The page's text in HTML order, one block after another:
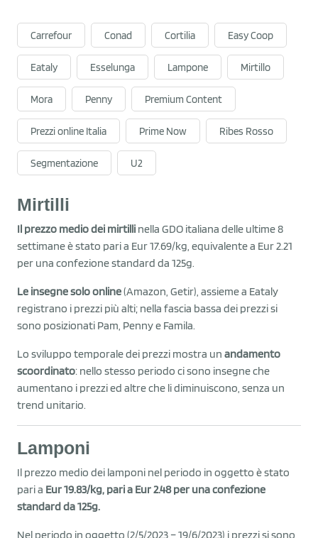
Carrefour Conad Cortilia Easy Coop
Eataly Esselunga Lampone Mirtillo
Mora Penny Premium Content
Prezzi online Italia Prime Now Ribes Rosso
Segmentazione U2
Mirtilli
Il prezzo medio dei mirtilli nella GDO italiana delle ultime 8
settimane è stato pari a Eur 17.69/kg, equivalente a Eur 2.21
per una confezione standard da 125g.
Le insegne solo online(Amazon, Getir), assieme a Eataly
registrano i prezzi più alti; nella fascia bassa dei prezzi si
sono posizionati Pam, Penny e Famila.
Lo sviluppo temporale dei prezzi mostra un andamento
scoordinato: nello stesso periodo ci sono insegne che
aumentano i prezzi ed altre che li diminuiscono, senza un
trend unitario.
Lamponi
Il prezzo medio dei lamponi nel periodo in oggetto è stato
pari a Eur 19.83/kg, pari a Eur 2.48 per una confezione
standard da 125g.
Nel periodo in oggetto (2/5/2023 – 19/6/2023) i prezzi si sono